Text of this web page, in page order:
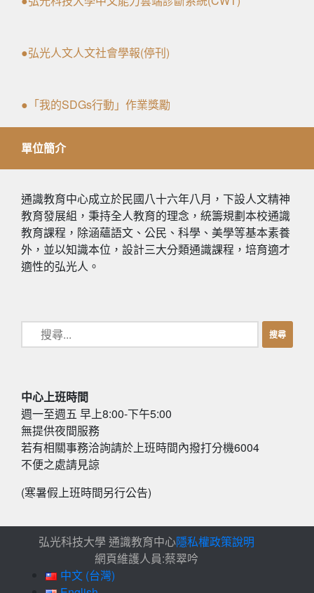
單位簡介
通識教育中心成立於民國八十六年八月，下設人文精神
教育發展組，秉持全人教育的理念，統籌規劃本校通識
教育課程，除涵蘊語文、公民、科學、美學等基本素養
外，並以知識本位，設計三大分類通識課程，培育適才
適性的弘光人。
中心上班時間
週一至週五 早上8:00-下午5:00
無提供夜間服務
若有相關事務洽詢請於上班時間內撥打分機6004
不便之處請見諒
(寒暑假上班時間另行公告)
●弘光人文人文社會學報(停刊)
●「我的SDGs行動」作業獎勵
弘光科技大學 通識教育中心隱私權政策說明
網頁維護人員:蔡翠吟
中文 (台灣)